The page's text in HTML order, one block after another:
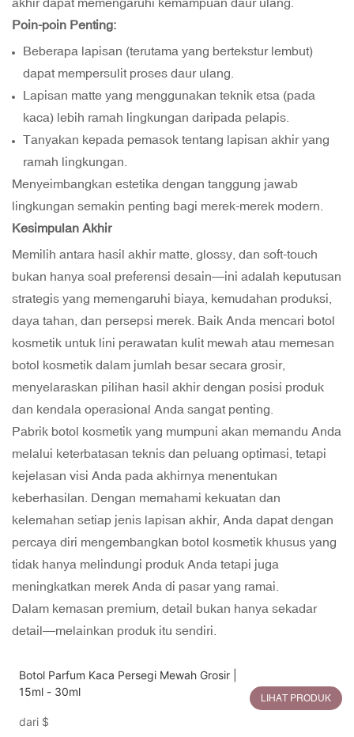
Poin-poin Penting:
Beberapa lapisan (terutama yang bertekstur lembut)
dapat mempersulit proses daur ulang.
Lapisan matte yang menggunakan teknik etsa (pada
kaca) lebih ramah lingkungan daripada pelapis.
Tanyakan kepada pemasok tentang lapisan akhir yang
ramah lingkungan.
Menyeimbangkan estetika dengan tanggung jawab
lingkungan semakin penting bagi merek-merek modern.
Kesimpulan Akhir
Memilih antara hasil akhir matte, glossy, dan soft-touch
bukan hanya soal preferensi desain—ini adalah keputusan
strategis yang memengaruhi biaya, kemudahan produksi,
daya tahan, dan persepsi merek. Baik Anda mencari botol
kosmetik untuk lini perawatan kulit mewah atau memesan
botol kosmetik dalam jumlah besar secara grosir,
menyelaraskan pilihan hasil akhir dengan posisi produk
dan kendala operasional Anda sangat penting.
Pabrik botol kosmetik yang mumpuni akan memandu Anda
melalui keterbatasan teknis dan peluang optimasi, tetapi
kejelasan visi Anda pada akhirnya menentukan
keberhasilan. Dengan memahami kekuatan dan
kelemahan setiap jenis lapisan akhir, Anda dapat dengan
percaya diri mengembangkan botol kosmetik khusus yang
tidak hanya melindungi produk Anda tetapi juga
meningkatkan merek Anda di pasar yang ramai.
Dalam kemasan premium, detail bukan hanya sekadar
detail—melainkan produk itu sendiri.
Botol Parfum Kaca Persegi Mewah Grosir |
15ml - 30ml
dari $
LIHAT PRODUK